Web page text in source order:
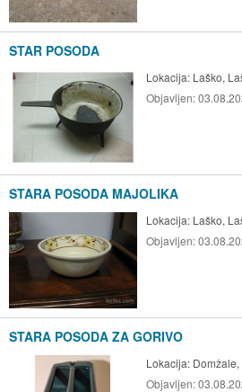
STAR POSODA
Lokacija: Laško,
Objavljen:
STARA POSODA MAJOLIKA
Lokacija: Laško,
Objavljen:
STARA POSODA ZA GORIVO
Lokacija:
Objavljen: